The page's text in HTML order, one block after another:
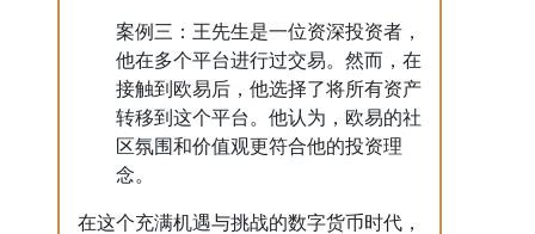
案例三：王先生是一位资深投资者，
他在多个平台进行过交易。然而，在
接触到欧易后，他选择了将所有资产
转移到这个平台。他认为，欧易的社
区氛围和价值观更符合他的投资理
念。
在这个充满机遇与挑战的数字货币时代，